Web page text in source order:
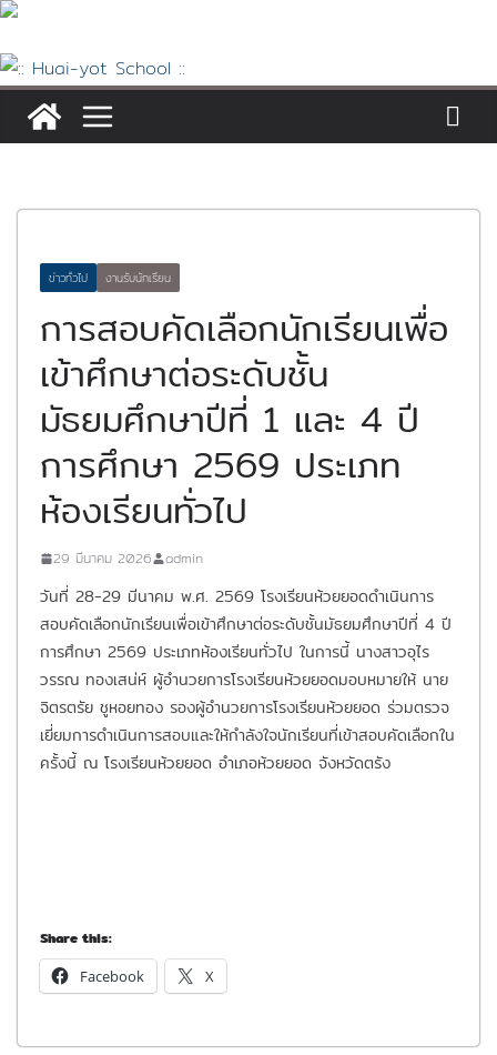
Skip
content
ข่าวทั่วไป งานรับนักเรียน
การสอบคัดเลือกนักเรียนเพื่อ
เข้าศึกษาต่อระดับชั้น
มัธยมศึกษาปีที่ 1 และ 4 ปี
การศึกษา 2569 ประเภท
ห้องเรียนทั่วไป
29 มีนาคม 2026 admin
วันที่ 28-29 มีนาคม พ.ศ. 2569 โรงเรียนห้วยยอดดำเนินการ
สอบคัดเลือกนักเรียนเพื่อเข้าศึกษาต่อระดับชั้นมัธยมศึกษาปีที่ 4 ปี
การศึกษา 2569 ประเภทห้องเรียนทั่วไป ในการนี้ นางสาวอุไร
วรรณ ทองเสน่ห์ ผู้อำนวยการโรงเรียนห้วยยอดมอบหมายให้ นาย
จิตรตรัย ชูหอยทอง รองผู้อำนวยการโรงเรียนห้วยยอด ร่วมตรวจ
เยี่ยมการดำเนินการสอบและให้กำลังใจนักเรียนที่เข้าสอบคัดเลือกใน
ครั้งนี้ ณ โรงเรียนห้วยยอด อำเภอห้วยยอด จังหวัดตรัง
Share this:
Facebook X